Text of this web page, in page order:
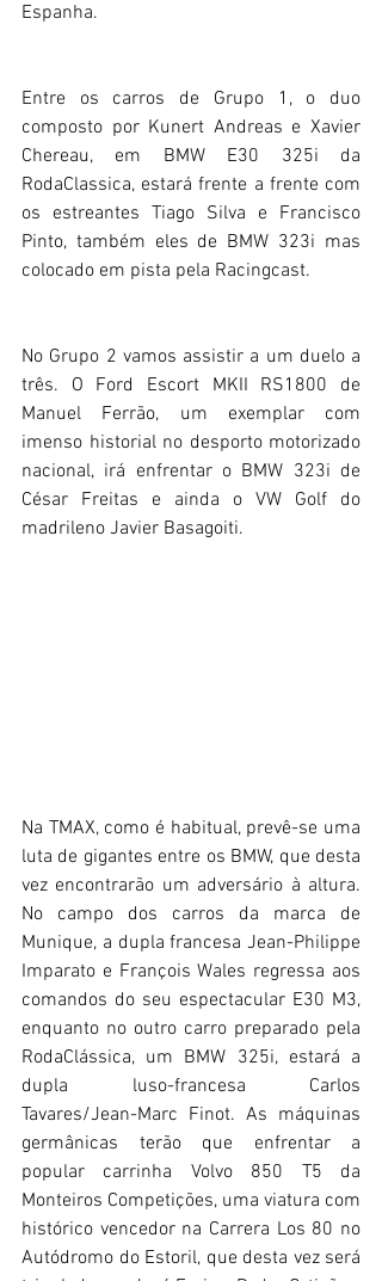
Espanha.
Entre os carros de Grupo 1, o duo
composto por Kunert Andreas e Xavier
Chereau, em BMW E30 325i da
RodaClassica, estará frente a frente com
os estreantes Tiago Silva e Francisco
Pinto, também eles de BMW 323i mas
colocado em pista pela Racingcast.
No Grupo 2 vamos assistir a um duelo a
três. O Ford Escort MKII RS1800 de
Manuel Ferrão, um exemplar com
imenso historial no desporto motorizado
nacional, irá enfrentar o BMW 323i de
César Freitas e ainda o VW Golf do
madrileno Javier Basagoiti.
Na TMAX, como é habitual, prevê-se uma
luta de gigantes entre os BMW, que desta
vez encontrarão um adversário à altura.
No campo dos carros da marca de
Munique, a dupla francesa Jean-Philippe
Imparato e François Wales regressa aos
comandos do seu espectacular E30 M3,
enquanto no outro carro preparado pela
RodaClássica, um BMW 325i, estará a
dupla luso-francesa Carlos
Tavares/Jean-Marc Finot. As máquinas
germânicas terão que enfrentar a
popular carrinha Volvo 850 T5 da
Monteiros Competições, uma viatura com
histórico vencedor na Carrera Los 80 no
Autódromo do Estoril, que desta vez será